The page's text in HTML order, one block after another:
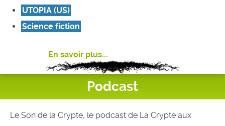
UTOPIA (US)
Science fiction
En savoir plus...
Podcast
Le Son de la Crypte, le podcast de La Crypte aux